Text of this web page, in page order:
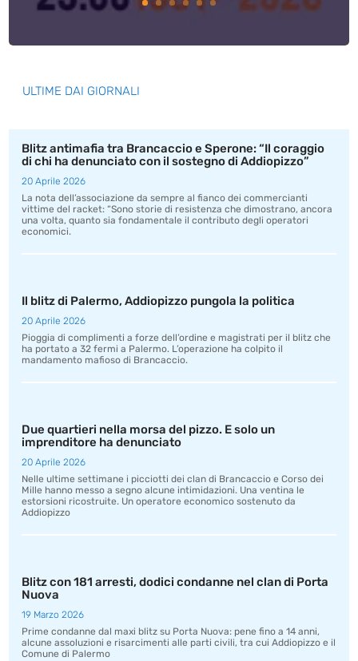
ULTIME DAI GIORNALI
Blitz antimafia tra Brancaccio e Sperone: “Il coraggio
di chi ha denunciato con il sostegno di Addiopizzo”
20 Aprile 2026
La nota dell’associazione da sempre al fianco dei commercianti
vittime del racket: “Sono storie di resistenza che dimostrano, ancora
una volta, quanto sia fondamentale il contributo degli operatori
economici.
Il blitz di Palermo, Addiopizzo pungola la politica
20 Aprile 2026
Pioggia di complimenti a forze dell’ordine e magistrati per il blitz che
ha portato a 32 fermi a Palermo. L’operazione ha colpito il
mandamento mafioso di Brancaccio.
Due quartieri nella morsa del pizzo. E solo un
imprenditore ha denunciato
20 Aprile 2026
Nelle ultime settimane i picciotti dei clan di Brancaccio e Corso dei
Mille hanno messo a segno alcune intimidazioni. Una ventina le
estorsioni ricostruite. Un operatore economico sostenuto da
Addiopizzo
Blitz con 181 arresti, dodici condanne nel clan di Porta
Nuova
19 Marzo 2026
Prime condanne dal maxi blitz su Porta Nuova: pene fino a 14 anni,
alcune assoluzioni e risarcimenti alle parti civili, tra cui Addiopizzo e il
Comune di Palermo